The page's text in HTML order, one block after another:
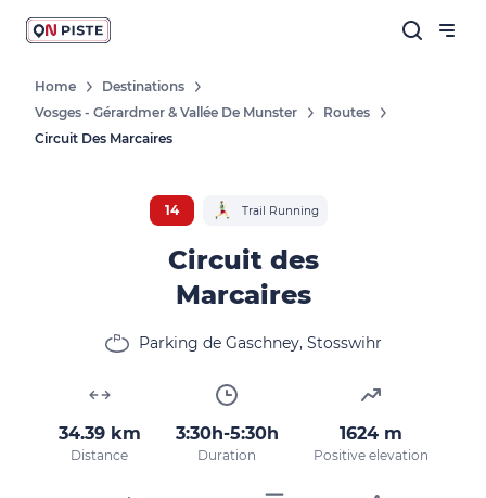
Follow our news
OK
receive our marketing offers in accordance
privacy policy.
Home
Destinations
Vosges - Gérardmer & Vallée De Munster
Routes
Circuit Des Marcaires
14 Trail Running
Circuit des
Marcaires
Parking de Gaschney, Stosswihr
34.39 km
Distance
3:30h-5:30h
Duration
1624 m
Positive elevation